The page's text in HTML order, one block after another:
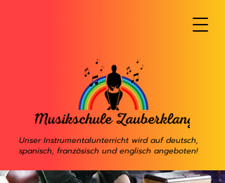
Unser Instrumentalunterricht wird auf deutsch,
spanisch, französisch und englisch angeboten!